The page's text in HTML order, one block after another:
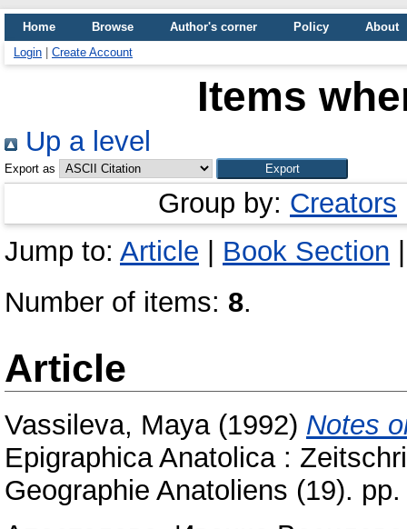
Home Browse Author's corner Policy
About
Login
Create Account
Items
Up a level
Export as
Group by: Creators
Jump to: Article Book Section
Number of items: 8.
Article
Vassileva, Maya(1992) Notes
Epigraphica Anatolica :
Geographie Anatoliens (19).